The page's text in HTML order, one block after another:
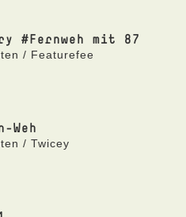
#Fernweh mit 87
/ Featurefee
Weh
/ Twicey